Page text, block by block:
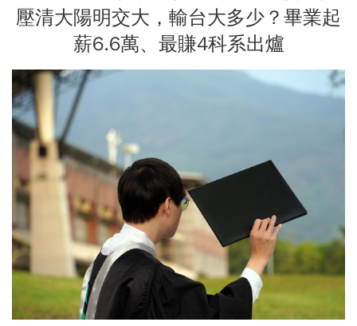
壓清大陽明交大，輸台大多少？畢業起
薪6.6萬、最賺4科系出爐